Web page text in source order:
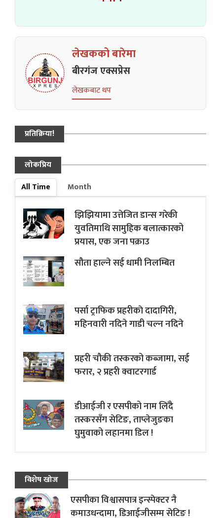
लेखकको बारेमा
बीरगंज एक्सप्रेस
लेखकबाट थप
प्रतिक्रिया!
लोकप्रिय
All Time
Month
झिझियामा उत्तेजित डान्स गरेकी
युवतिमाथि सामुहिक बलात्कारको
प्रयास, एक जना पक्राउ
सौता हाल्ने सई धामी निलम्बित
पर्सा ट्राफिक प्रहरीकाे दादागिरी,
महिनवारी नदिने गाडी चल्न नदिने
प्रहरी चौकी तस्करको कब्जामा, सई
फरार, २ प्रहरी क्वाटरगार्ड
डीआईजी र एसपीको नाम लिँदै
तस्करसँग सेटिङ, ताप्लेजुङका
घुमुवाको लहानमा डिल !
विशेष खोज
एसपीका विश्वासपात्र इन्स्पेक्टर नै
कमाउधन्दामा, डिआईजीसम्म सेटिङ !